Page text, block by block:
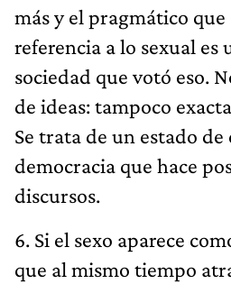
más y el pragmático
referencia a lo sexual es
sociedad que votó eso.
de ideas: tampoco
Se trata de un estado de
democracia que hace
discursos.
6. Si el sexo aparece
que al mismo tiempo